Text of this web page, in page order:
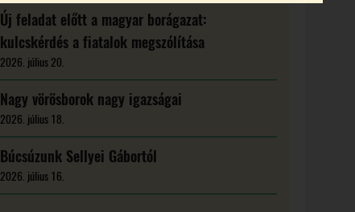
Új feladat előtt a magyar borágazat:
kulcskérdés a fiatalok megszólítása
2026. július 20.
Nagy vörösborok nagy igazságai
2026. július 18.
Búcsúzunk Sellyei Gábortól
2026. július 16.